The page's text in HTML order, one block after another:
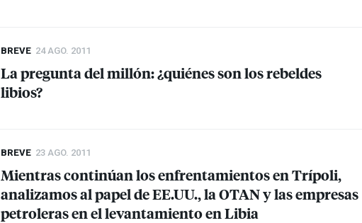
BREVE 24 AGO. 2011
La pregunta del millón: ¿quiénes son los rebeldes
libios?
BREVE 23 AGO. 2011
Mientras continúan los enfrentamientos en Trípoli,
analizamos al papel de EE.UU., laOTANy las empresas
petroleras en el levantamiento en Libia